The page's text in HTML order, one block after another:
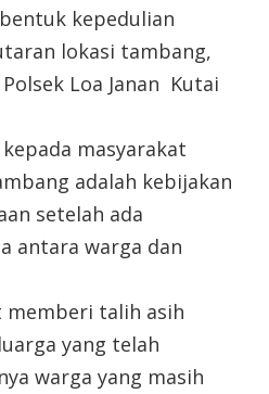
kepedulian
lokasi tambang,
Loa Janan Kutai
masyarakat
adalah kebijakan
setelah ada
antara warga dan
memberi talih asih
yang telah
warga yang masih